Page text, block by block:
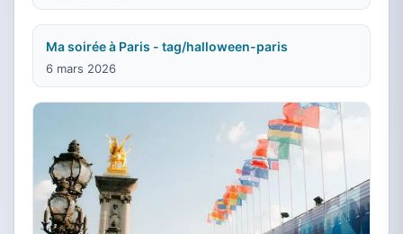
Ma soirée à Paris - tag/halloween-paris
6 mars 2026